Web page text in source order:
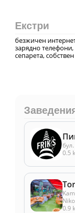
Екстри
безжичен
зарядно
сепарета,
0.5
0.9